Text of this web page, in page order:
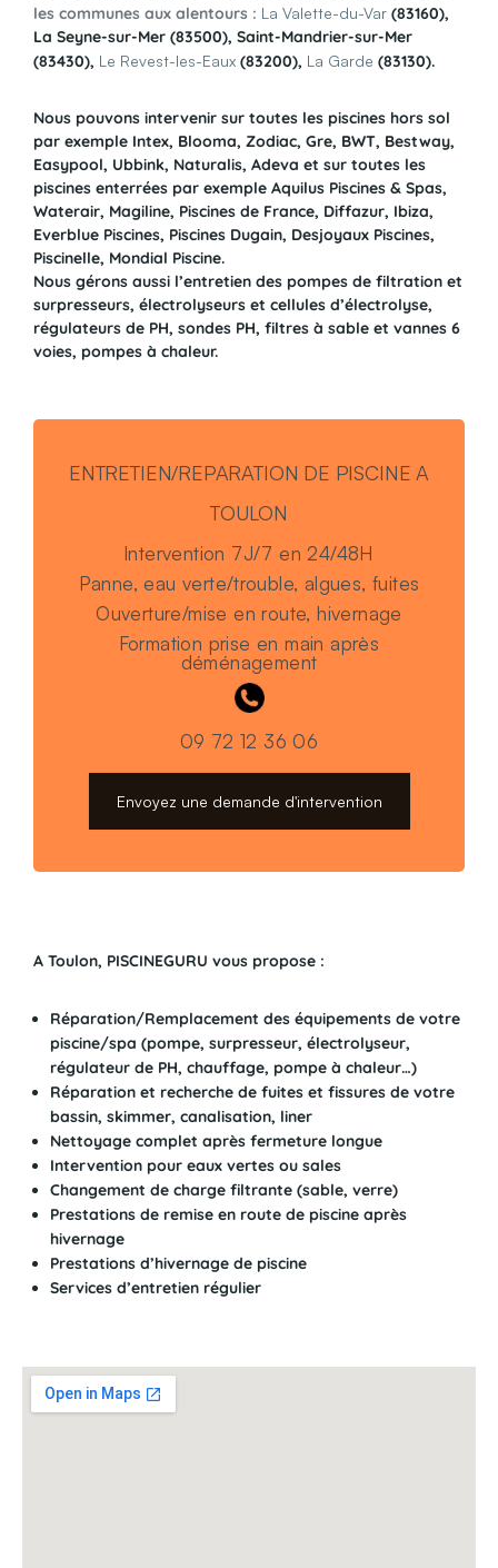
les communes aux alentours : La Valette-du-Var (83160),
La Seyne-sur-Mer (83500), Saint-Mandrier-sur-Mer
(83430), Le Revest-les-Eaux (83200), La Garde (83130).
Nous pouvons intervenir sur toutes les piscines hors sol
par exemple Intex, Blooma, Zodiac, Gre, BWT, Bestway,
Easypool, Ubbink, Naturalis, Adeva et sur toutes les
piscines enterrées par exemple Aquilus Piscines & Spas,
Waterair, Magiline, Piscines de France, Diffazur, Ibiza,
Everblue Piscines, Piscines Dugain, Desjoyaux Piscines,
Piscinelle, Mondial Piscine.
Nous gérons aussi l’entretien des pompes de filtration et
surpresseurs, électrolyseurs et cellules d’électrolyse,
régulateurs de PH, sondes PH, filtres à sable et vannes 6
voies, pompes à chaleur.
ENTRETIEN/REPARATION DE PISCINE A
TOULON
Intervention 7J/7 en 24/48H
Panne, eau verte/trouble, algues, fuites
Ouverture/mise en route, hivernage
Formation prise en main après
déménagement
09 72 12 36 06
Envoyez une demande d'intervention
A Toulon, PISCINEGURU vous propose :
Réparation/Remplacement des équipements de votre
piscine/spa (pompe, surpresseur, électrolyseur,
régulateur de PH, chauffage, pompe à chaleur…)
Réparation et recherche de fuites et fissures de votre
bassin, skimmer, canalisation, liner
Nettoyage complet après fermeture longue
Intervention pour eaux vertes ou sales
Changement de charge filtrante (sable, verre)
Prestations de remise en route de piscine après
hivernage
Prestations d’hivernage de piscine
Services d’entretien régulier